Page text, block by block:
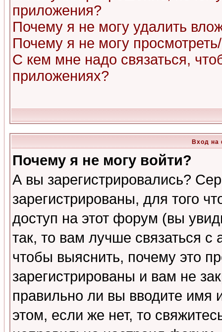
приложения?
Почему я не могу удалить
Почему я не могу
С кем мне надо связаться,
приложениях?
Вход на
Почему я не могу войти?
А вы зарегистрировались?
зарегистрированы, для того
доступ на этот форум (вы
так, то вам лучше связаться
чтобы выяснить, почему это
зарегистрированы и вам не
правильно ли вы вводите
этом, если же нет, то